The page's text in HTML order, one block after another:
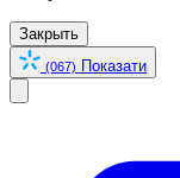
Закрыть
(067) Показати